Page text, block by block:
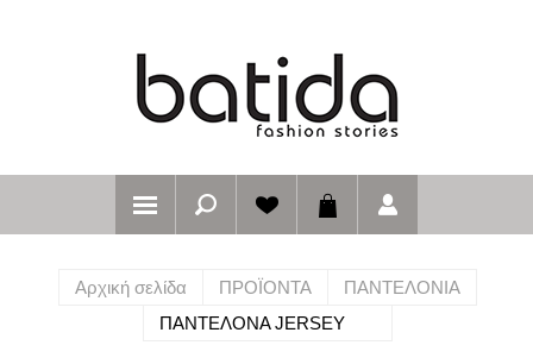
Αρχική σελίδα ΠΡΟΪΟΝΤΑ
ΠΑΝΤΕΛΟΝΙΑ
ΠΑΝΤΕΛΟΝΑ JERSEY